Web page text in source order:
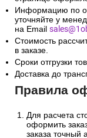
Информацию по
уточняйте у
на Email
Стоимость
в заказе.
Сроки отгрузки
Доставка до
Правила
Для расчета
оформить
заказа точный